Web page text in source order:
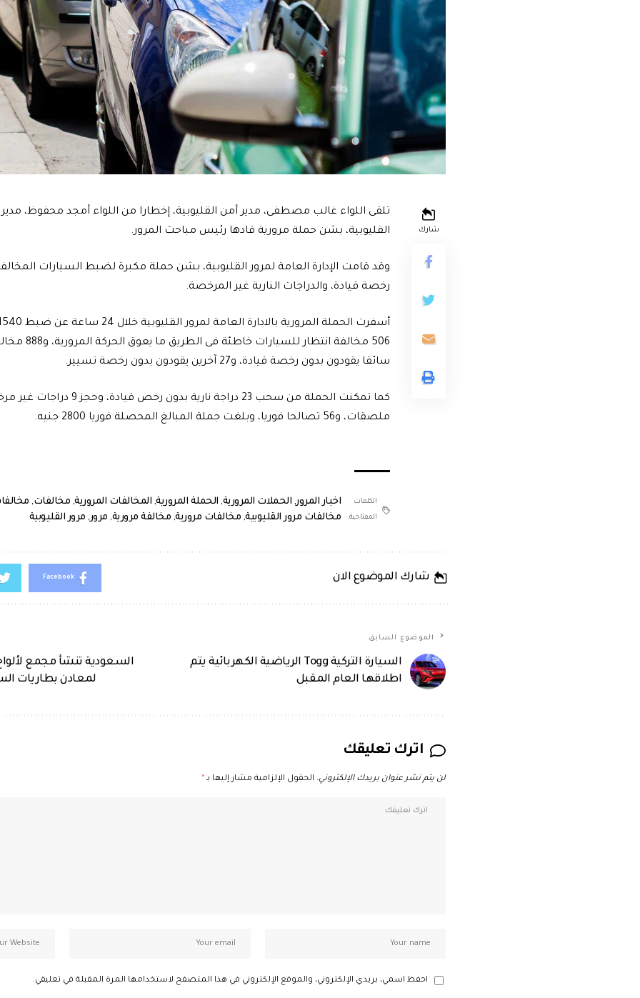
شارك
تلقى اللواء غالب مصطفى، مدير أمن القليوبية، إخطارا من اللواء أمجد محفوظ، مدير
القليوبية، بشن حملة مرورية قادها رئيس مباحث المرور.
وقد قامت الإدارة العامة لمرور القليوبية، بشن حملة مكبرة لضبط السيارات
رخصة قيادة، والدراجات النارية غير المرخصة.
سائقا يقودون بدون رخصة قيادة، و27 آخرين يقودون بدون رخصة تسيير.
ملصقات، و56 تصالحا فوريا، وبلغت جملة المبالغ المحصلة فوريا 2800 جنيه.
الكلمات
المفتاحية:
اخبار المرور, الحملات المرورية, الحملة المرورية, المخالفات المرورية, مخالفات,
مخالفات مرور القليوبية, مخالفات مرورية, مخالفة مرورية, مرور, مرور القليوبية
شارك الموضوع الان Facebook
الموضوع السابق
السيارة التركية Togg الرياضية الكهربائية يتم
اطلاقها العام المقبل
السعودية تنشأ مجمع
لمعادن بطاريات
اترك تعليقك
لن يتم نشر عنوان بريدك الإلكتروني. الحقول الإلزامية مشار إليها بـ *
احفظ اسمي، بريدي الإلكتروني، والموقع الإلكتروني في هذا المتصفح لاستخدامها المرة المقبلة في تعليقي.